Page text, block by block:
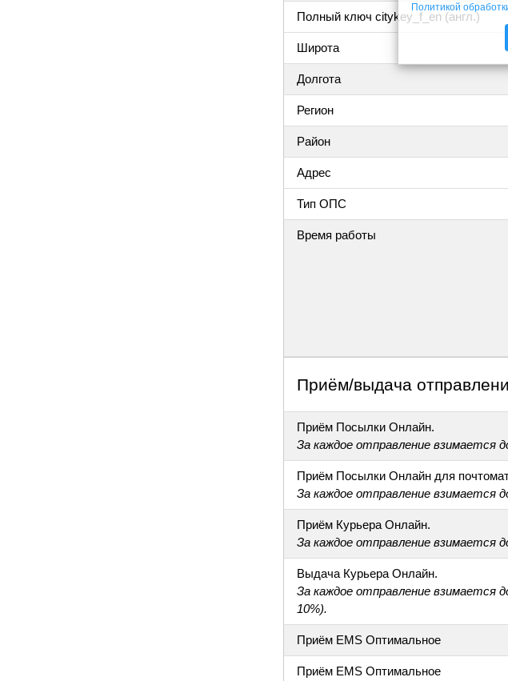
Полный ключ citykey_f_en (англ.)
Широта
Долгота
Регион
Район
Адрес
Тип ОПС
Время работы
Приём/выдача
Приём Посылки Онлайн.
За каждое отправление взимается
Приём Посылки Онлайн для
За каждое отправление взимается
Приём Курьера Онлайн.
За каждое отправление взимается
Выдача Курьера Онлайн.
За каждое отправление взимается
10%).
Приём EMS Оптимальное
Приём EMS Оптимальное
Политикой